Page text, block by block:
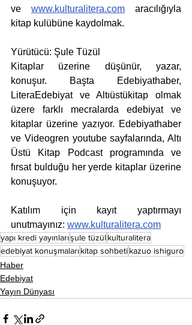
ve www.kulturalitera.com aracılığıyla
kitap kulübüne kaydolmak.
Yürütücü: Şule Tüzül
Kitaplar üzerine düşünür, yazar,
konuşur. Başta Edebiyathaber,
LiteraEdebiyat ve Altıüstükitap olmak
üzere farklı mecralarda edebiyat ve
kitaplar üzerine yazıyor. Edebiyathaber
ve Videogren youtube sayfalarında, Altı
Üstü Kitap Podcast programında ve
fırsat bulduğu her yerde kitaplar üzerine
konuşuyor.
Katılım için kayıt yaptırmayı
unutmayınız: www.kulturalitera.com
yapı kredi yayınlarışule tüzülkulturalitera
edebiyat konuşmalarıkitap sohbetikazuo ishiguro
Haber
Edebiyat
Yayın Dünyası